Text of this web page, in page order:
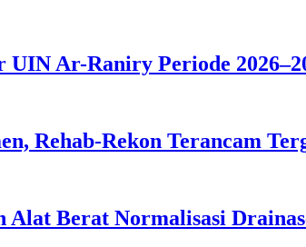
Ar-Raniry Periode
Rehab-Rekon Terancam
Alat Berat Normalisasi